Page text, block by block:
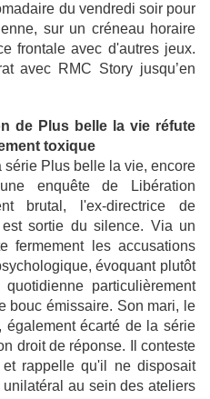
du vendredi soir pour
sur un créneau horaire
frontale avec d'autres jeux.
avec RMC Story jusqu’en
de Plus belle la vie réfute
toxique
Plus belle la vie, encore
enquête de Libération
brutal, l'ex-directrice de
sortie du silence. Via un
fermement les accusations
évoquant plutôt
particulièrement
bouc émissaire. Son mari, le
également écarté de la série
droit de réponse. Il conteste
et rappelle qu'il ne disposait
au sein des ateliers